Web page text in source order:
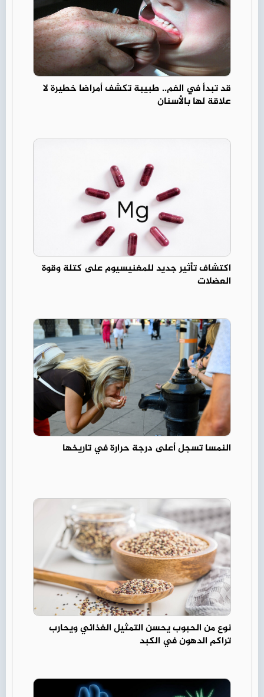
قد تبدأ في الفم.. طبيبة تكشف أمراضا خطيرة لا
علاقة لها بالأسنان
اكتشاف تأثير جديد للمغنيسيوم على كتلة وقوة
العضلات
النمسا تسجل أعلى درجة حرارة في تاريخها
نوع من الحبوب يحسن التمثيل الغذائي ويحارب
تراكم الدهون في الكبد